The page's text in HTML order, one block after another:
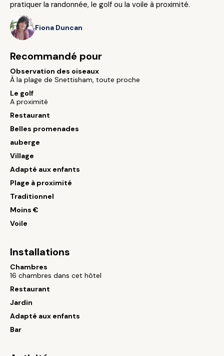
pratiquer la randonnée, le golf ou la voile à proximité.
Fiona Duncan
Recommandé pour
Observation des oiseaux
À la plage de Snettisham, toute proche
Le golf
A proximité
Restaurant
Belles promenades
auberge
Village
Adapté aux enfants
Plage à proximité
Traditionnel
Moins €
Voile
Installations
Chambres
16 chambres dans cet hôtel
Restaurant
Jardin
Adapté aux enfants
Bar